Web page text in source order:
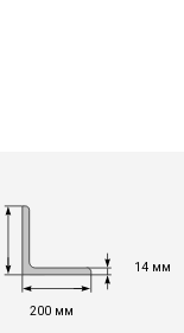
200 мм
14 мм